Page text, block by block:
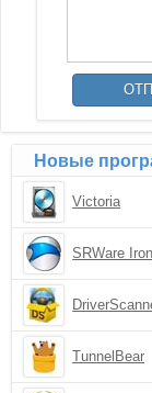
Новые
Victoria
SRWare Iron
TunnelBear